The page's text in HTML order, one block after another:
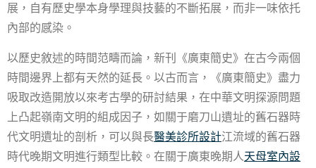
展，自有歷史學本身學理與技藝的不斷拓展，而非一味依托
內部的感染。
以歷史敘述的時間范疇而論，新刊《廣東簡史》在古今兩個
時間邊界上都有天然的延長。以古而言，《廣東簡史》盡力
吸取改造開放以來考古學的研討結果，在中華文明探源問題
上凸起嶺南文明的組成因子，如關于磨刀山遺址的舊石器時
代文明遺址的剖析，可以與長醫美診所設計江流域的舊石器
時代晚期文明進行類型比較。在關于廣東晚期人天母室內設